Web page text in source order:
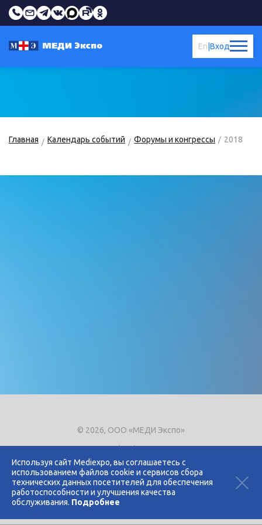
Используя сайт Mediexpo, вы соглашаетесь с
использованием файлов cookie и сервисов сбора
технических данных посетителей для обеспечения
работоспособности и улучшения качества
обслуживания. Подробнее
Вход
En
Главная Календарь событий Форумы и конгрессы 2018
© 2026, ООО «МЕДИ Экспо»
Тел.+7 (495) 721-8866
E-mail:expo@mediexpo.ru
Контакты
Политика использования cookies
Политика конфиденциальности